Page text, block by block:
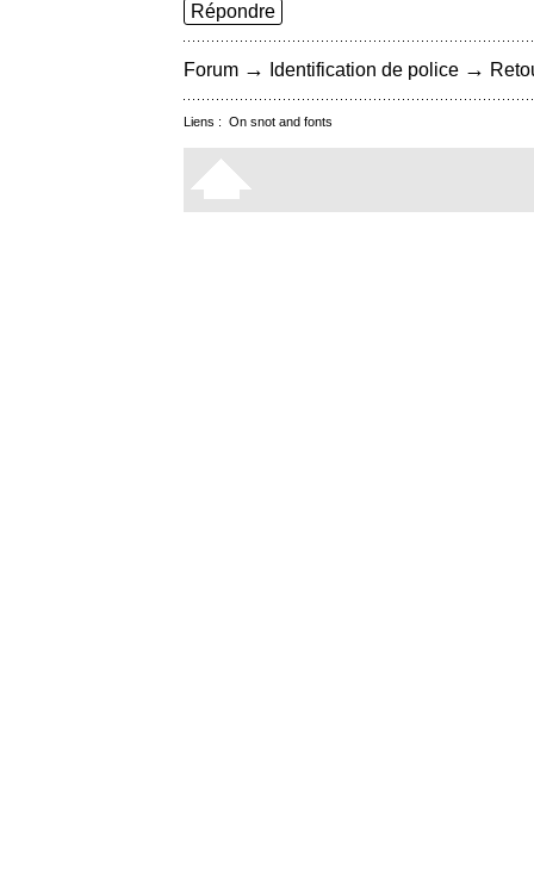
Répondre
Forum → Identification de police →
Liens : On snot and fonts